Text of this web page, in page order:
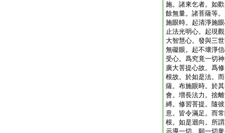
施。諸來乞者。如
餘無量。諸菩薩等
施眼時。起清淨施
止法光明心。起現
大智慧心。發與三
無礙眼。起不壞淨
受心。爲究竟一切
廣大菩提心故。爲
根故。於如是法。
薩。布施眼時。於
會。増長法力。捨
縛。修習菩提。隨
意。皆令滿足。而
根。如是迴向。所
示導一切。願一切